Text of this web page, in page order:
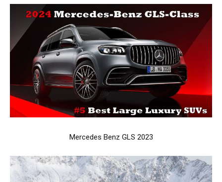
Mercedes Benz GLS 2023